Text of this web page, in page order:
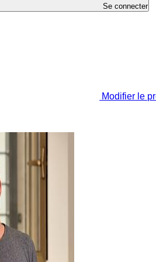
Se connecter
Modifier le